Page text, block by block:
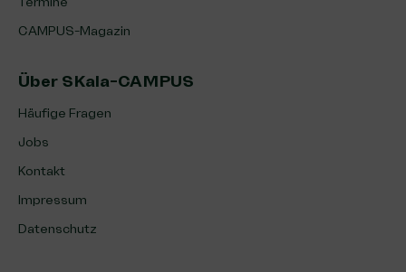
CAMPUS-Magazin
Über SKala-CAMPUS
Häufige Fragen
Jobs
Kontakt
Impressum
Datenschutz